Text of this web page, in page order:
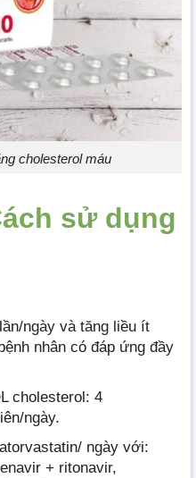
cholesterol máu
sử dụng
ngày và tăng liều ít
nhân có đáp ứng đầy
cholesterol: 4
ngày.
ngày với:
+ ritonavir,